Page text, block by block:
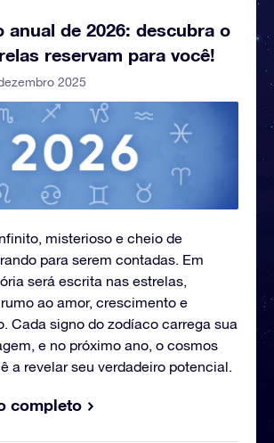
anual de 2026: descubra o
reservam para você!
2025
misterioso e cheio de
para serem contadas. Em
será escrita nas estrelas,
ao amor, crescimento e
Cada signo do zodíaco carrega sua
e no próximo ano, o cosmos
a revelar seu verdadeiro potencial.
completo